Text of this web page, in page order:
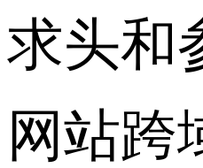
求头和
网站跨